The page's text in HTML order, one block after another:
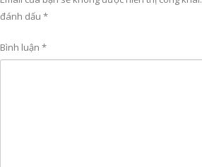
đánh dấu *
Bình luận *